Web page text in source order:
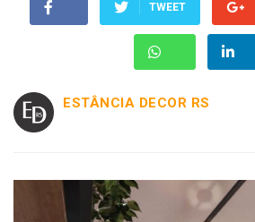
TWEET
ESTÂNCIA DECOR RS